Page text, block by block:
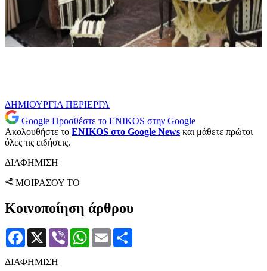
ΔΗΜΙΟΥΡΓΙΑ ΠΕΡΙΕΡΓΑ
Google Προσθέστε το ENIKOS στην Google
Ακολουθήστε το ENIKOS στο Google News και μάθετε πρώτοι
όλες τις ειδήσεις.
ΔΙΑΦΗΜΙΣΗ
ΜΟΙΡΑΣΟΥ ΤΟ
Κοινοποίηση άρθρου
Facebook
X Viber WhatsApp
Email
ΔΙΑΦΗΜΙΣΗ